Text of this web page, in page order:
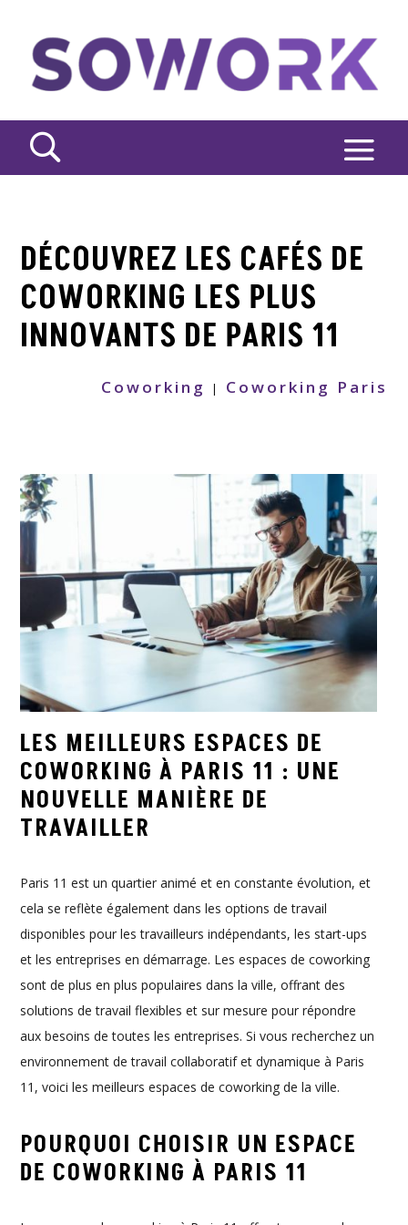
DÉCOUVREZ LES CAFÉS DE
COWORKING LES PLUS
INNOVANTS DE PARIS 11
Coworking | Coworking Paris
LES MEILLEURS ESPACES DE
COWORKING À PARIS 11 : UNE
NOUVELLE MANIÈRE DE
TRAVAILLER
Paris 11 est un quartier animé et en constante évolution, et
cela se reflète également dans les options de travail
disponibles pour les travailleurs indépendants, les start-ups
et les entreprises en démarrage. Les espaces de coworking
sont de plus en plus populaires dans la ville, offrant des
solutions de travail flexibles et sur mesure pour répondre
aux besoins de toutes les entreprises. Si vous recherchez un
environnement de travail collaboratif et dynamique à Paris
11, voici les meilleurs espaces de coworking de la ville.
POURQUOI CHOISIR UN ESPACE
DE COWORKING À PARIS 11